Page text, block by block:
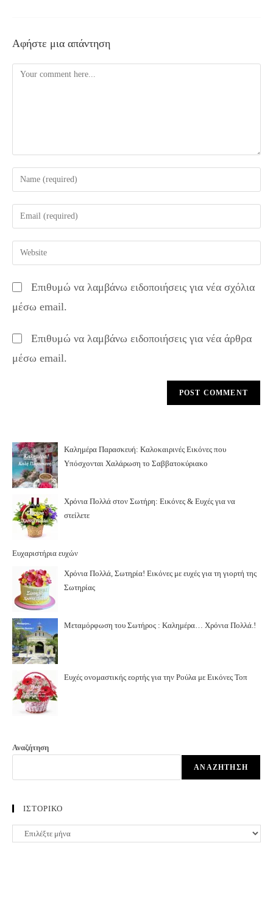
Αφήστε μια απάντηση
Comment
Enter
your
name
comment
Enter
your
email
address
comment
Enter
your
URL
(optional)
Επιθυμώ να λαμβάνω ειδοποιήσεις για νέα σχόλια
μέσω email.
Επιθυμώ να λαμβάνω ειδοποιήσεις για νέα άρθρα
μέσω email.
Καλημέρα Παρασκευή: Καλοκαιρινές Εικόνες που
Υπόσχονται Χαλάρωση το Σαββατοκύριακο
Χρόνια Πολλά στον Σωτήρη: Εικόνες & Ευχές για να
στείλετε
Ευχαριστήρια ευχών
Χρόνια Πολλά, Σωτηρία! Εικόνες με ευχές για τη γιορτή της
Σωτηρίας
Μεταμόρφωση του Σωτήρος : Καλημέρα… Χρόνια Πολλά.!
Ευχές ονομαστικής εορτής για την Ρούλα με Εικόνες Τοπ
Αναζήτηση
ΑΝΑΖΉΤΗΣΗ
ΙΣΤΟΡΙΚΟ
ΙΣΤΟΡΙΚΟ